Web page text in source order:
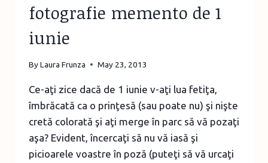
fotografie memento de 1
iunie
ByLaura Frunza May 23, 2013
Ce-aţi zice dacă de 1 iunie v-aţi lua fetiţa,
îmbrăcată ca o prinţesă (sau poate nu) şi nişte
cretă colorată şi aţi merge în parc să vă pozaţi
aşa? Evident, încercaţi să nu vă iasă şi
picioarele voastre în poză (puteţi să vă urcaţi